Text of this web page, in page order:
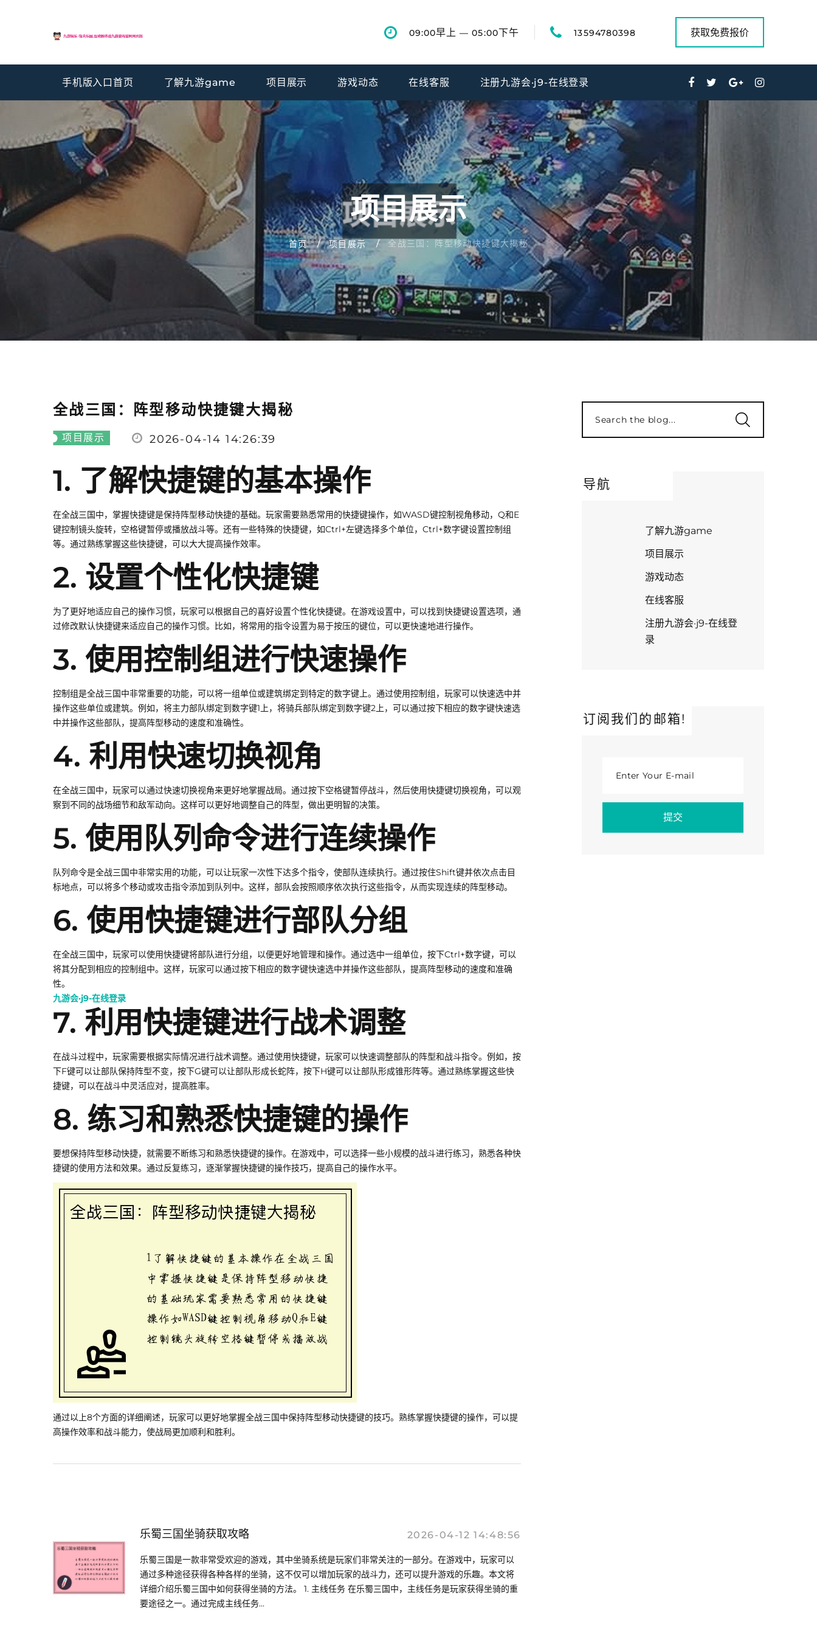
09:00早上 — 05:00下午 13594780398 获取免费报价
手机版入口首页 了解九游game 项目展示 游戏动态 在线客服 注册九游会·j9-在线登录
项目展示
首页 项目展示 全战三国：阵型移动快捷键大揭秘
全战三国：阵型移动快捷键大揭秘
项目展示 2026-04-14 14:26:39
1. 了解快捷键的基本操作
在全战三国中，掌握快捷键是保持阵型移动快捷的基础。玩家需要熟悉常用的快捷键操作，如WASD键控制视角移动，Q和E
键控制镜头旋转，空格键暂停或播放战斗等。还有一些特殊的快捷键，如Ctrl+左键选择多个单位，Ctrl+数字键设置控制组
等。通过熟练掌握这些快捷键，可以大大提高操作效率。
2. 设置个性化快捷键
为了更好地适应自己的操作习惯，玩家可以根据自己的喜好设置个性化快捷键。在游戏设置中，可以找到快捷键设置选项，通
过修改默认快捷键来适应自己的操作习惯。比如，将常用的指令设置为易于按压的键位，可以更快速地进行操作。
3. 使用控制组进行快速操作
控制组是全战三国中非常重要的功能，可以将一组单位或建筑绑定到特定的数字键上。通过使用控制组，玩家可以快速选中并
操作这些单位或建筑。例如，将主力部队绑定到数字键1上，将骑兵部队绑定到数字键2上，可以通过按下相应的数字键快速选
中并操作这些部队，提高阵型移动的速度和准确性。
4. 利用快速切换视角
在全战三国中，玩家可以通过快速切换视角来更好地掌握战局。通过按下空格键暂停战斗，然后使用快捷键切换视角，可以观
察到不同的战场细节和敌军动向。这样可以更好地调整自己的阵型，做出更明智的决策。
5. 使用队列命令进行连续操作
队列命令是全战三国中非常实用的功能，可以让玩家一次性下达多个指令，使部队连续执行。通过按住Shift键并依次点击目
标地点，可以将多个移动或攻击指令添加到队列中。这样，部队会按照顺序依次执行这些指令，从而实现连续的阵型移动。
6. 使用快捷键进行部队分组
在全战三国中，玩家可以使用快捷键将部队进行分组，以便更好地管理和操作。通过选中一组单位，按下Ctrl+数字键，可以
将其分配到相应的控制组中。这样，玩家可以通过按下相应的数字键快速选中并操作这些部队，提高阵型移动的速度和准确
性。
九游会·j9-在线登录
7. 利用快捷键进行战术调整
在战斗过程中，玩家需要根据实际情况进行战术调整。通过使用快捷键，玩家可以快速调整部队的阵型和战斗指令。例如，按
下F键可以让部队保持阵型不变，按下G键可以让部队形成长蛇阵，按下H键可以让部队形成锥形阵等。通过熟练掌握这些快
捷键，可以在战斗中灵活应对，提高胜率。
8. 练习和熟悉快捷键的操作
要想保持阵型移动快捷，就需要不断练习和熟悉快捷键的操作。在游戏中，可以选择一些小规模的战斗进行练习，熟悉各种快
捷键的使用方法和效果。通过反复练习，逐渐掌握快捷键的操作技巧，提高自己的操作水平。
通过以上8个方面的详细阐述，玩家可以更好地掌握全战三国中保持阵型移动快捷键的技巧。熟练掌握快捷键的操作，可以提
高操作效率和战斗能力，使战局更加顺利和胜利。
乐蜀三国坐骑获取攻略 2026-04-12 14:48:56
乐蜀三国是一款非常受欢迎的游戏，其中坐骑系统是玩家们非常关注的一部分。在游戏中，玩家可以
通过多种途径获得各种各样的坐骑，这不仅可以增加玩家的战斗力，还可以提升游戏的乐趣。本文将
详细介绍乐蜀三国中如何获得坐骑的方法。 1. 主线任务 在乐蜀三国中，主线任务是玩家获得坐骑的重
要途径之一。通过完成主线任务...
Search the blog...
导航
了解九游game
项目展示
游戏动态
在线客服
注册九游会·j9-在线登
录
订阅我们的邮箱!
Enter Your E-mail
提交